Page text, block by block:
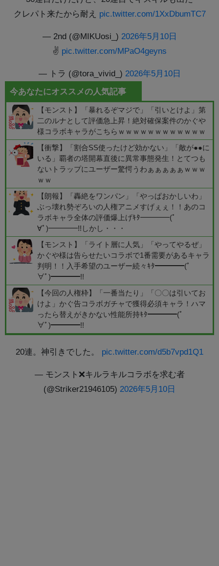
クレパト来たから耐え pic.twitter.com/1XxDbumTC7
— 2nd (@MIKUosi_) 2026年5月10日
✌️ pic.twitter.com/MPaO4geyns
— トラ (@tora_vivid_) 2026年5月10日
今あなたにオススメの人気記事
【モンスト】「暴れるぞマジで」「引いとけよ」第
二のルナとして評価急上昇！絶対確保案件のかぐや
様コラボキャラがこちらｗｗｗｗｗｗｗｗｗｗｗｗ
【衝撃】「割合SS使ったけど効かない」「敵が●●に
いる」覇者の塔開幕直後に異常事態発生！とてつも
ないトラップにユーザー驚愕うわぁぁぁぁぁｗｗｗ
ｗｗ
【朗報】「轟絶をワンパン」「やっぱおかしいわ」
ぶっ壊れ勢ぞろいの人権アニメすげぇぇ！！あのコ
ラボキャラ全体の評価爆上げｷﾀ━━━━(ﾟ
∀ﾟ)━━━━!!しかし・・・
【モンスト】「ライト層に人気」「やってやるぜ」
かぐや様は告らせたいコラボで1番需要があるキャラ
判明！！入手希望のユーザー続々ｷﾀ━━━━(ﾟ
∀ﾟ)━━━━!!
【今回の人権枠】「一番当たり」「〇〇は引いてお
けよ」かぐ告コラボガチャで獲得必須キャラ！ハマ
ったら替えがきかない性能所持ｷﾀ━━━━(ﾟ
∀ﾟ)━━━━!!
20連。神引きでした。 pic.twitter.com/d5b7vpd1Q1
— モンスト❌キルラキルコラボを求む者
(@Striker21946105) 2026年5月10日